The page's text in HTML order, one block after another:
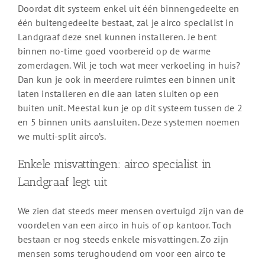
Doordat dit systeem enkel uit één binnengedeelte en
één buitengedeelte bestaat, zal je airco specialist in
Landgraaf deze snel kunnen installeren. Je bent
binnen no-time goed voorbereid op de warme
zomerdagen. Wil je toch wat meer verkoeling in huis?
Dan kun je ook in meerdere ruimtes een binnen unit
laten installeren en die aan laten sluiten op een
buiten unit. Meestal kun je op dit systeem tussen de 2
en 5 binnen units aansluiten. Deze systemen noemen
we multi-split airco’s.
Enkele misvattingen: airco specialist in
Landgraaf legt uit
We zien dat steeds meer mensen overtuigd zijn van de
voordelen van een airco in huis of op kantoor. Toch
bestaan er nog steeds enkele misvattingen. Zo zijn
mensen soms terughoudend om voor een airco te